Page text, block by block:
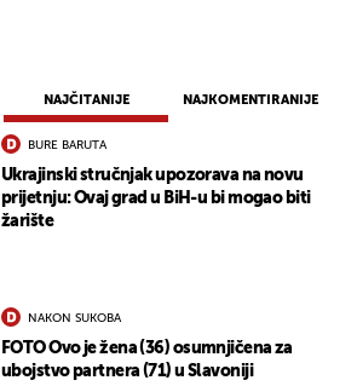
NAJČITANIJE NAJKOMENTIRANIJE
BURE BARUTA
Ukrajinski stručnjak upozorava na novu
prijetnju: Ovaj grad u BiH-u bi mogao biti
žarište
NAKON SUKOBA
FOTO Ovo je žena (36) osumnjičena za
ubojstvo partnera (71) u Slavoniji